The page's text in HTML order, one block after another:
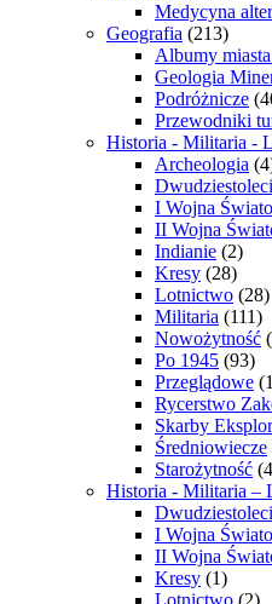
Medycyna
Geografia (213)
Albumy
Geologia
Podróżnicze
Przewodniki
Historia - Militaria -
Archeologia
I Wojna
II Wojna
Indianie (2)
Kresy (28)
Lotnictwo (28)
Militaria (111)
Nowożytność
Po 1945 (93)
Przeglądowe
Rycerstwo
Skarby
Średniowiecze
Starożytność
Historia - Militaria –
I Wojna
II Wojna
Kresy (1)
Lotnictwo (2)